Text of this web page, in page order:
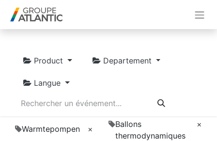
Product Departement
Langue
Warmtepompen ×
Ballons
thermodynamiques
×